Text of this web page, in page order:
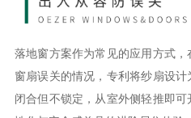
落地窗方案作为常见的应用方式，
窗扇误关的情况，专利将纱扇设
闭合但不锁定，从室外侧轻推即